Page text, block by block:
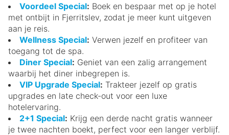
Voordeel Special: Boek en bespaar met op je hotel
met ontbijt in Fjerritslev, zodat je meer kunt uitgeven
aan je reis.
Wellness Special: Verwen jezelf en profiteer van
toegang tot de spa.
Diner Special: Geniet van een zalig arrangement
waarbij het diner inbegrepen is.
VIP Upgrade Special: Trakteer jezelf op gratis
upgrades en late check-out voor een luxe
hotelervaring.
2+1 Special: Krijg een derde nacht gratis wanneer
je twee nachten boekt, perfect voor een langer verblijf.